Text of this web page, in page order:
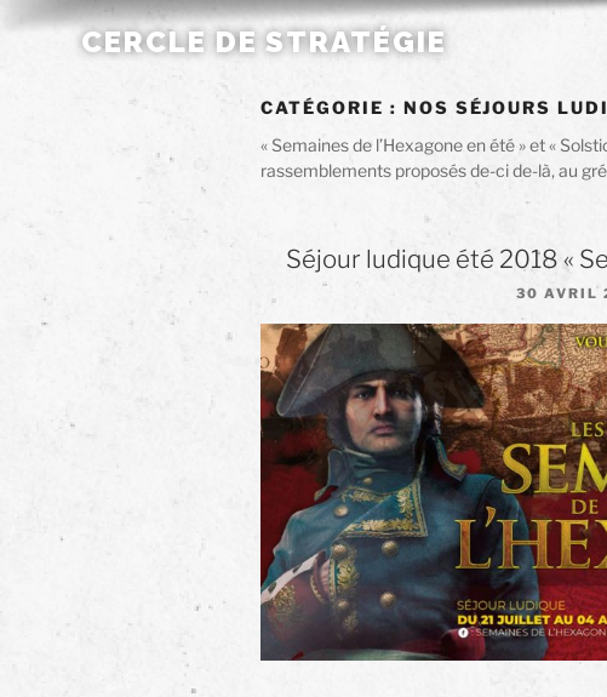
CERCLE DE STRATÉGIE
CATÉGORIE : NOS SÉJOURS
« Semaines de l’Hexagone en été » et «
rassemblements proposés de-ci de-là, au
Séjour ludique été 2018 «
PUBLIÉ
30 AVRIL